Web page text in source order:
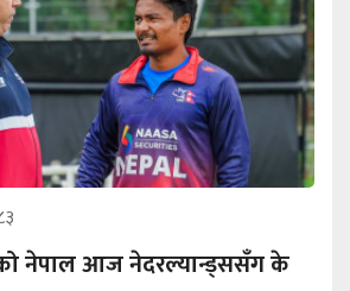
नेपाल आज नेदरल्यान्ड्ससँग के